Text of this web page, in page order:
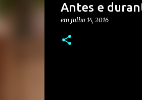
Antes e
em julho 14, 2016